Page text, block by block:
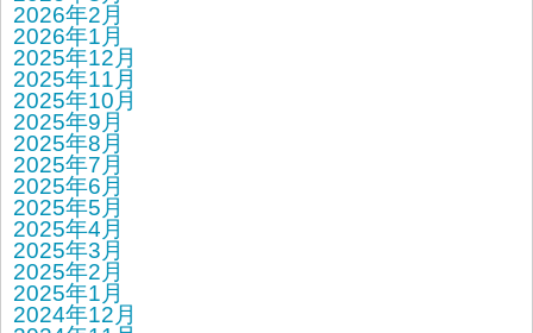
2026年2月
2026年1月
2025年12月
2025年11月
2025年10月
2025年9月
2025年8月
2025年7月
2025年6月
2025年5月
2025年4月
2025年3月
2025年2月
2025年1月
2024年12月